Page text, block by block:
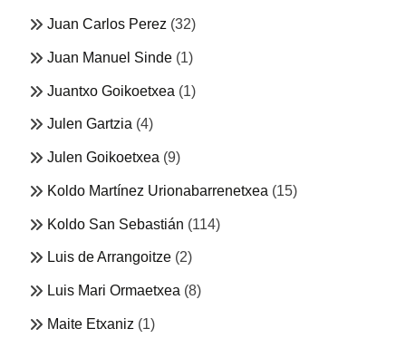
Juan Carlos Perez (32)
Juan Manuel Sinde (1)
Juantxo Goikoetxea (1)
Julen Gartzia (4)
Julen Goikoetxea (9)
Koldo Martínez Urionabarrenetxea (15)
Koldo San Sebastián (114)
Luis de Arrangoitze (2)
Luis Mari Ormaetxea (8)
Maite Etxaniz (1)